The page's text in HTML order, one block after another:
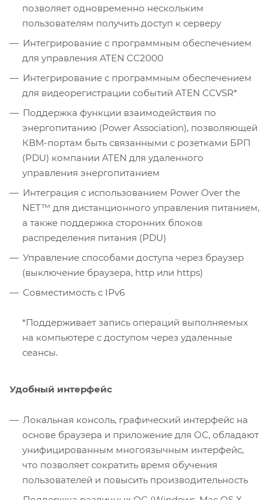
позволяет одновременно нескольким
пользователям получить доступ к серверу
Интегрирование с программным обеспечением
для управления ATEN CC2000
Интегрирование с программным обеспечением
для видеорегистрации событий ATEN CCVSR*
Поддержка функции взаимодействия по
энергопитанию (Power Association), позволяющей
КВМ-портам быть связанными с розетками БРП
(PDU) компании ATEN для удаленного
управления энергопитанием
Интеграция с использованием Power Over the
NET™ для дистанционного управления питанием,
а также поддержка сторонних блоков
распределения питания (PDU)
Управление способами доступа через браузер
(выключение браузера, http или https)
Совместимость с IPv6
*Поддерживает запись операций выполняемых
на компьютере с доступом через удаленные
сеансы.
Удобный интерфейс
Локальная консоль, графический интерфейс на
основе браузера и приложение для ОС, обладают
унифицированным многоязычным интерфейс,
что позволяет сократить время обучения
пользователей и повысить производительность